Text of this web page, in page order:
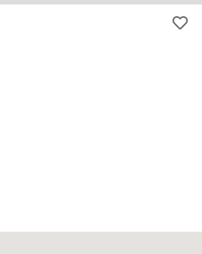
МАРШРУТЫ